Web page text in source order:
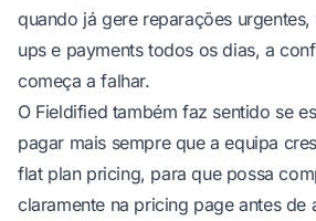
quando já gere reparações
ups e payments todos os dias, a
começa a falhar.
O Fieldified também faz sentido se
pagar mais sempre que a equipa
flat plan pricing, para que possa
claramente na pricing pageantes de